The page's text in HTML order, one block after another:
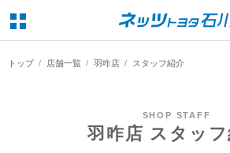
トップ 店舗一覧 羽咋店 スタッフ紹介
SHOP STAFF
羽咋店 スタッ